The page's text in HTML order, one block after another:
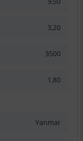
3,20
3500
1,80
Yanmar